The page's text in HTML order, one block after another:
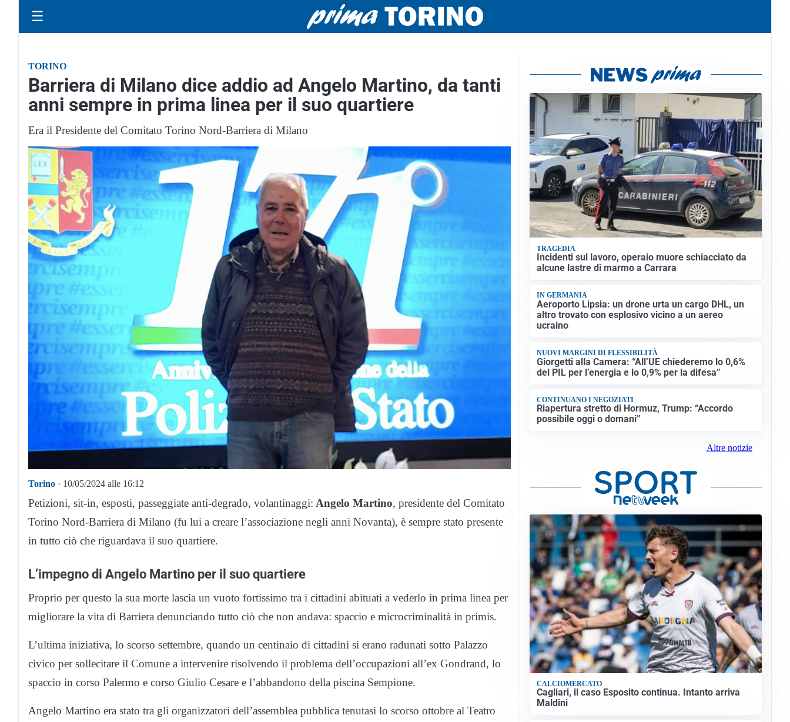
☰
TORINO
Barriera di Milano dice addio ad Angelo Martino, da tanti
anni sempre in prima linea per il suo quartiere
Era il Presidente del Comitato Torino Nord-Barriera di Milano
Torino · 10/05/2024 alle 16:12
Petizioni, sit-in, esposti, passeggiate anti-degrado, volantinaggi: Angelo Martino, presidente del Comitato
Torino Nord-Barriera di Milano (fu lui a creare l’associazione negli anni Novanta), è sempre stato presente
in tutto ciò che riguardava il suo quartiere.
L’impegno di Angelo Martino per il suo quartiere
Proprio per questo la sua morte lascia un vuoto fortissimo tra i cittadini abituati a vederlo in prima linea per
migliorare la vita di Barriera denunciando tutto ciò che non andava: spaccio e microcriminalità in primis.
L’ultima iniziativa, lo scorso settembre, quando un centinaio di cittadini si erano radunati sotto Palazzo
civico per sollecitare il Comune a intervenire risolvendo il problema dell’occupazioni all’ex Gondrand, lo
spaccio in corso Palermo e corso Giulio Cesare e l’abbandono della piscina Sempione.
Angelo Martino era stato tra gli organizzatori dell’assemblea pubblica tenutasi lo scorso ottobre al Teatro
TRAGEDIA
Incidenti sul lavoro, operaio muore schiacciato da
alcune lastre di marmo a Carrara
IN GERMANIA
Aeroporto Lipsia: un drone urta un cargo DHL, un
altro trovato con esplosivo vicino a un aereo
ucraino
NUOVI MARGINI DI FLESSIBILITÀ
Giorgetti alla Camera: “All’UE chiederemo lo 0,6%
del PIL per l’energia e lo 0,9% per la difesa”
CONTINUANO I NEGOZIATI
Riapertura stretto di Hormuz, Trump: “Accordo
possibile oggi o domani”
Altre notizie
CALCIOMERCATO
Cagliari, il caso Esposito continua. Intanto arriva
Maldini